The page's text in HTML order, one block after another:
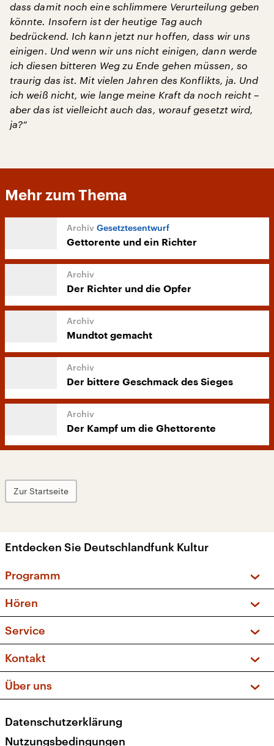
dass damit noch eine schlimmere Verurteilung geben
könnte. Insofern ist der heutige Tag auch
bedrückend. Ich kann jetzt nur hoffen, dass wir uns
einigen. Und wenn wir uns nicht einigen, dann werde
ich diesen bitteren Weg zu Ende gehen müssen, so
traurig das ist. Mit vielen Jahren des Konflikts, ja. Und
ich weiß nicht, wie lange meine Kraft da noch reicht –
aber das ist vielleicht auch das, worauf gesetzt wird,
ja?“
Mehr zum Thema
Gesetztesentwurf
Gettorente und ein Richter
Der Richter und die Opfer
Mundtot gemacht
Der bittere Geschmack des Sieges
Der Kampf um die Ghettorente
Zur Startseite
Entdecken Sie Deutschlandfunk Kultur
Programm
Sendungen und Podcasts
Musikliste
Kakadu – Das Kinderprogramm
Hören
Frequenzen (UKW + DAB+)
Service
FAQ
Apps
Newsletter
Veranstaltungen
Kontakt
Social Media
Über uns
Presse
Datenschutzerklärung
Nutzungsbedingungen